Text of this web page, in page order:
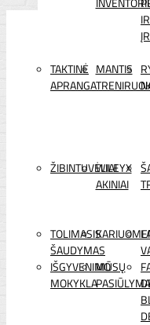
IR
TAKTINĖ
APRANGA
MANTIS
ŽIBINTUVĖLIAI
WILEYX
AKINIAI
TOLIMASIS
ŠAUDYMAS
IŠGYVENIMO
MOKYKLA
MŪSŲ